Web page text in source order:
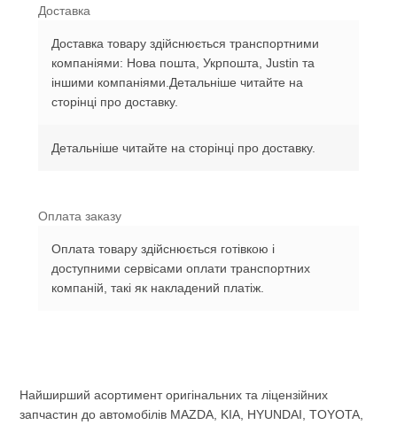
Доставка
Доставка товару здійснюється транспортними
компаніями: Нова пошта, Укрпошта, Justin та
іншими компаніями.Детальніше читайте на
сторінці про доставку.
Детальніше читайте на сторінці про доставку.
Оплата заказу
Оплата товару здійснюється готівкою і
доступними сервісами оплати транспортних
компаній, такі як накладений платіж.
Найширший асортимент оригінальних та ліцензійних
запчастин до автомобілів MAZDA, KIA, HYUNDAI, TOYOTA,